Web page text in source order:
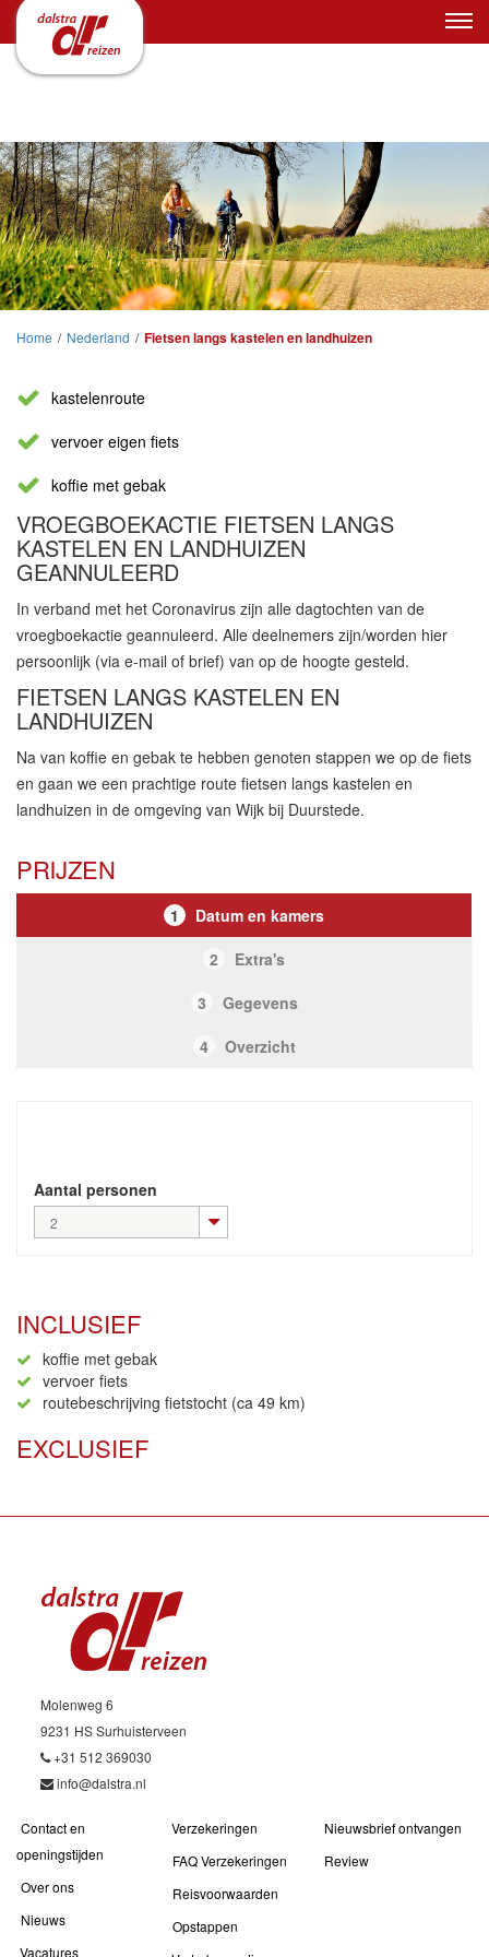
Home / Nederland / Fietsen langs kastelen en landhuizen
kastelenroute
vervoer eigen fiets
koffie met gebak
VROEGBOEKACTIE FIETSEN LANGS
KASTELEN EN LANDHUIZEN
GEANNULEERD
In verband met het Coronavirus zijn alle dagtochten van de
vroegboekactie geannuleerd. Alle deelnemers zijn/worden hier
persoonlijk (via e-mail of brief) van op de hoogte gesteld.
FIETSEN LANGS KASTELEN EN
LANDHUIZEN
Na van koffie en gebak te hebben genoten stappen we op de fiets
en gaan we een prachtige route fietsen langs kastelen en
landhuizen in de omgeving van Wijk bij Duurstede.
PRIJZEN
1
Datum en kamers
2
Extra's
3
Gegevens
4
Overzicht
Aantal personen
2
INCLUSIEF
koffie met gebak
vervoer fiets
routebeschrijving fietstocht (ca 49 km)
EXCLUSIEF
Molenweg 6
9231 HS Surhuisterveen
+31 512 369030
info@dalstra.nl
Contact en
openingstijden
Over ons
Nieuws
Vacatures
Verzekeringen
FAQ Verzekeringen
Reisvoorwaarden
Opstappen
Nieuwsbrief ontvangen
Review